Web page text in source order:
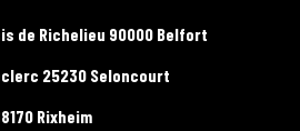
de Richelieu 90000 Belfort
25230 Seloncourt
Rixheim